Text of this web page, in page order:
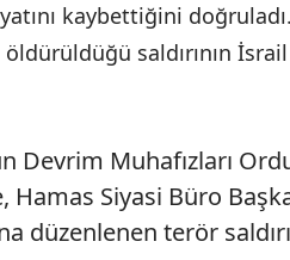
kaybettiğini
öldürüldüğü saldırının
Muhafızları
Hamas Siyasi Büro
düzenlenen terör